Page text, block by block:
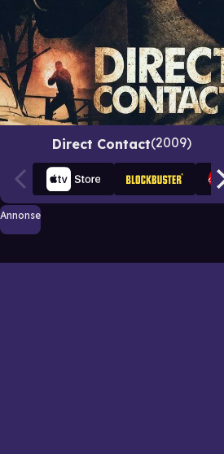
Direct Contact 2009
Annonse